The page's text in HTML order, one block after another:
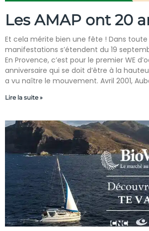
Les AMAP ont 20
Et cela mérite bien une fête ! Dans toute
manifestations s’étendent du 19
En Provence, c’est pour le premier WE
anniversaire qui se doit d’être à la
a vu naître le mouvement. Avril 2001,
Lire la suite »